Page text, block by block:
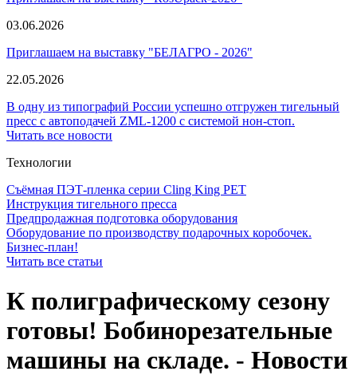
03.06.2026
Приглашаем на выставку "БЕЛАГРО - 2026"
22.05.2026
В одну из типографий России успешно отгружен тигельный
пресс с автоподачей ZML-1200 с системой нон-стоп.
Читать все новости
Технологии
Съёмная ПЭТ-пленка серии Cling King PET
Инструкция тигельного пресса
Предпродажная подготовка оборудования
Оборудование по производству подарочных коробочек.
Бизнес-план!
Читать все статьи
К полиграфическому сезону
готовы! Бобинорезательные
машины на складе. - Новости